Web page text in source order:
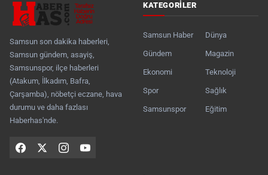
Samsun son dakika haberleri,
Samsun gündem, asayiş,
Samsunspor, ilçe haberleri
(Atakum, İlkadım, Bafra,
Çarşamba), nöbetçi eczane, hava
durumu ve daha fazlası
Haberhas'nde.
KATEGORILER
Samsun Haber
Gündem
Ekonomi
Spor
Samsunspor
Dünya
Magazin
Teknoloji
Sağlık
Eğitim